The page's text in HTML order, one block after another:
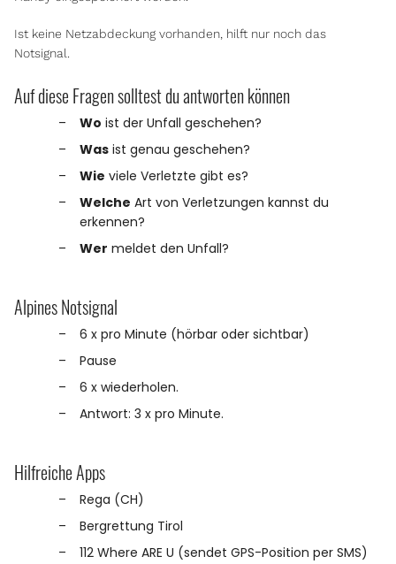
Ist keine Netzabdeckung vorhanden, hilft nur noch das
Notsignal.
Auf diese Fragen solltest du antworten können
Wo ist der Unfall geschehen?
Was ist genau geschehen?
Wie viele Verletzte gibt es?
Welche Art von Verletzungen kannst du
erkennen?
Wer meldet den Unfall?
Alpines Notsignal
6 x pro Minute (hörbar oder sichtbar)
Pause
6 x wiederholen.
Antwort: 3 x pro Minute.
Hilfreiche Apps
Rega (CH)
Bergrettung Tirol
112 Where ARE U (sendet GPS-Position per SMS)